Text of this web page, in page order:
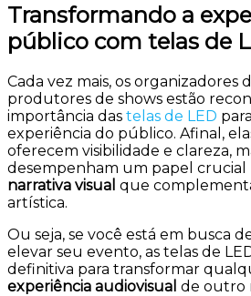
Transformando a
público com telas de
Cada vez mais, os organizadores
produtores de shows estão
importância das telas de LED
experiência do público. Afinal,
oferecem visibilidade e clareza,
desempenham um papel crucial
narrativa visual que
artística.
Ou seja, se você está em busca
elevar seu evento, as telas de
definitiva para transformar
experiência audiovisual de outro